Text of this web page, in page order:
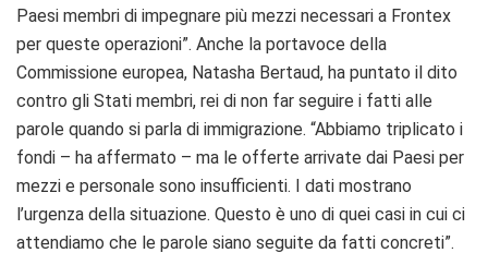
Paesi membri di impegnare più mezzi necessari a Frontex
per queste operazioni”. Anche la portavoce della
Commissione europea, Natasha Bertaud, ha puntato il dito
contro gli Stati membri, rei di non far seguire i fatti alle
parole quando si parla di immigrazione. “Abbiamo triplicato i
fondi – ha affermato – ma le offerte arrivate dai Paesi per
mezzi e personale sono insufficienti. I dati mostrano
l’urgenza della situazione. Questo è uno di quei casi in cui ci
attendiamo che le parole siano seguite da fatti concreti”.